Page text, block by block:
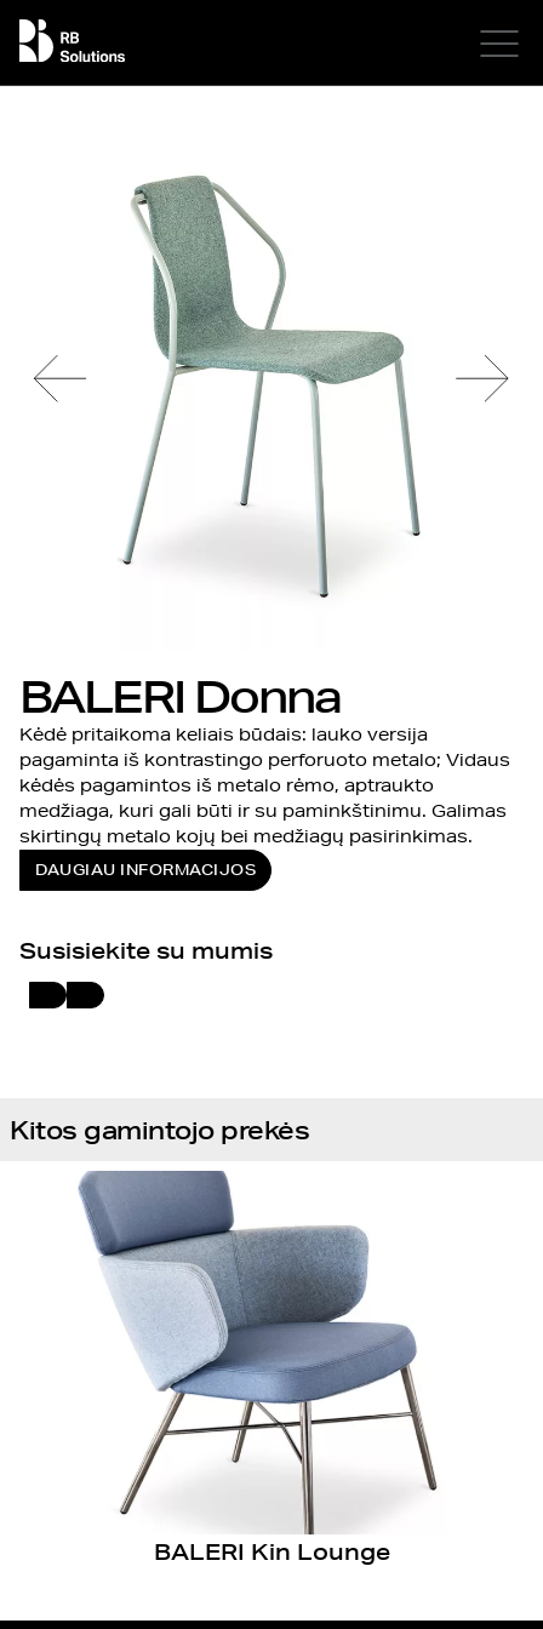
BALERI Donna
Kėdė pritaikoma keliais būdais: lauko versija
pagaminta iš kontrastingo perforuoto metalo; Vidaus
kėdės pagamintos iš metalo rėmo, aptraukto
medžiaga, kuri gali būti ir su paminkštinimu. Galimas
skirtingų metalo kojų bei medžiagų pasirinkimas.
DAUGIAU INFORMACIJOS
Susisiekite su mumis
Kitos gamintojo prekės
BALERI Kin Lounge